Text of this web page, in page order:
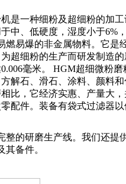
是一种细粉及超细粉的加
中、低硬度，湿度小于6%
燃易爆的非金属物料。它是
超细粉的生产而研发制造
毫米。 HGM超细微粉磨
解石、滑石、涂料、颜料
比，它经济实惠、产量大，
配件。装备有袋式过滤器以
整的研磨生产线。我们还提
其备件。